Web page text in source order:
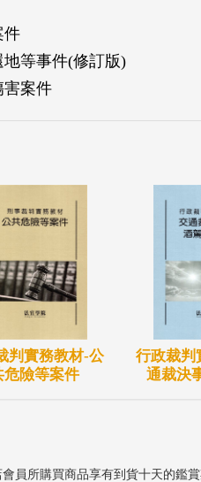
件
等事件(修訂版)
害案件
判實務教材-公
危險等案件
行政裁判
通裁決
員所購買商品享有到貨十天的鑑